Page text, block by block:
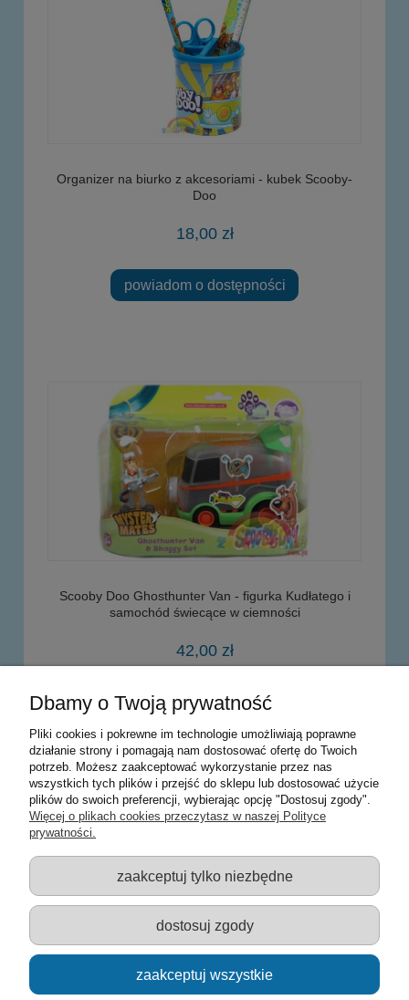
Organizer na biurko z akcesoriami - kubek Scooby-
Doo
18,00 zł
powiadom o dostępności
Scooby Doo Ghosthunter Van - figurka Kudłatego i
samochód świecące w ciemności
42,00 zł
do koszyka
Warunki zakupów
Moje konto
Informacje o sklepie
Sklep z zabawkami Łódź :: Hurownia zabawek :: Zabawki
edukacyjne :: Zestawy artystyczne :: Zabawki :: samochody Welly
:: Zabawkownia :: zabawki dla dzieci :: Lalki :: Klocki :: Artykuły
szkolne ::
Dbamy o Twoją prywatność
Pliki cookies i pokrewne im technologie umożliwiają poprawne
działanie strony i pomagają nam dostosować ofertę do Twoich
potrzeb. Możesz zaakceptować wykorzystanie przez nas
wszystkich tych plików i przejść do sklepu lub dostosować użycie
plików do swoich preferencji, wybierając opcję "Dostosuj zgody".
Więcej o plikach cookies przeczytasz w naszej Polityce
prywatności.
zaakceptuj tylko niezbędne
dostosuj zgody
zaakceptuj wszystkie